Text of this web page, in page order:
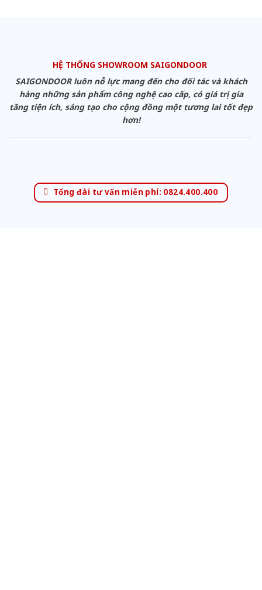
HỆ THỐNG SHOWROOM SAIGONDOOR
SAIGONDOOR luôn nỗ lực mang đến cho đối tác và khách
hàng những sản phẩm công nghệ cao cấp, có giá trị gia
tăng tiện ích, sáng tạo cho cộng đồng một tương lai tốt đẹp
hơn!
Tổng đài tư vấn miễn phí: 0824.400.400